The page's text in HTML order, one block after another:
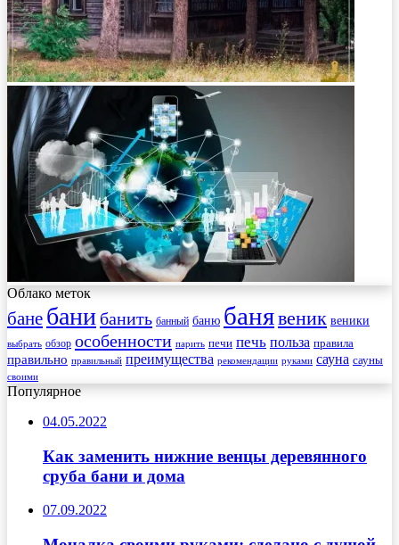
Облако меток
бане бани банить банный баню банявеник веники
выбрать обзор особенности парить печи печь польза правила
правильно правильный преимущества рекомендации руками сауна сауны
своими
Популярное
04.05.2022
Как заменить нижние венцы деревянного
сруба бани и дома
07.09.2022